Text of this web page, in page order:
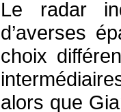
Le radar
d’averses
choix
alors que